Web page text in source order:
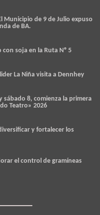
Municipio de 9 de Julio expuso
de BA.
soja en la Ruta Nº 5
La Niña visita a Dennhey
sábado 8, comienza la primera
Teatro» 2026
y fortalecer los
el control de gramíneas